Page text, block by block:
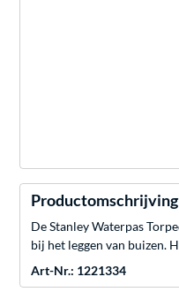
Productomschrijving
De Stanley Waterpas
bij het leggen van buizen.
Art-Nr.: 1221334